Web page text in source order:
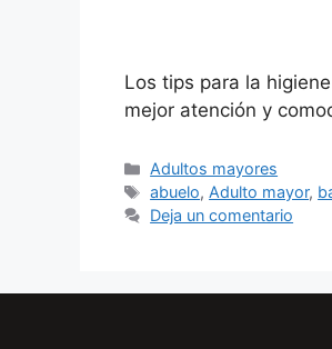
Los tips para la
mejor atención y
Categorías
Adultos mayores
Etiquetas
abuelo, Adulto mayor,
Deja un comentario